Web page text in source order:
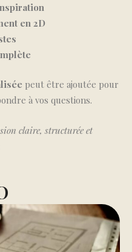
en 2D
peut être ajoutée pour
à vos questions.
claire, structurée et